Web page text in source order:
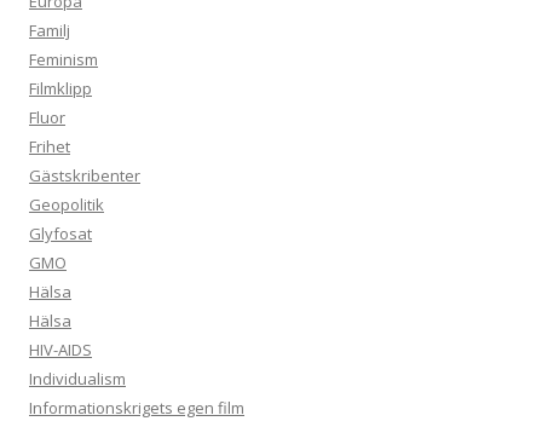
Familj
Feminism
Filmklipp
Fluor
Frihet
Gästskribenter
Geopolitik
Glyfosat
GMO
Hälsa
Hälsa
HIV-AIDS
Individualism
Informationskrigets egen film